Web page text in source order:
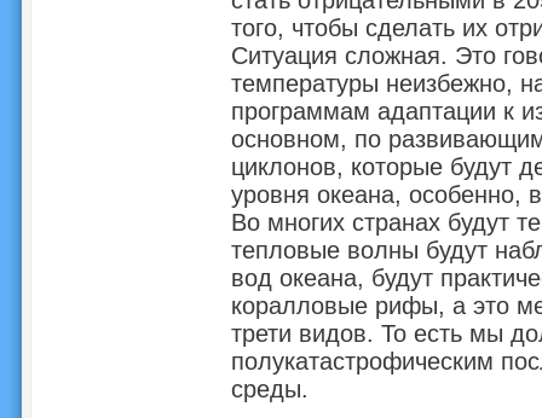
того, чтобы сделать их
Ситуация сложная. Это
температуры неизбежно,
программам адаптации к
основном, по
циклонов, которые будут
уровня океана, особенно,
Во многих странах будут
тепловые волны будут
вод океана, будут
коралловые рифы, а это
трети видов. То есть мы
полукатастрофическим
среды.